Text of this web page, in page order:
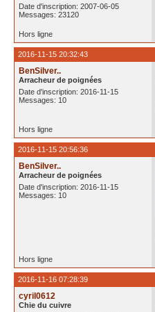
Date d'inscription: 2007-06-05
Messages: 23120
Hors ligne
2016-11-15 20:32:43
BenSilver..
Arracheur de poignées
Date d'inscription: 2016-11-15
Messages: 10
Hors ligne
2016-11-15 20:56:36
BenSilver..
Arracheur de poignées
Date d'inscription: 2016-11-15
Messages: 10
Hors ligne
2016-11-16 07:28:39
cyril0612
Chie du cuivre